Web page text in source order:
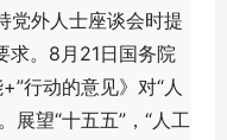
党外人士座谈会时提
求。8月21日国务院
行动的意见》对“人
展望“十五五”，“人工